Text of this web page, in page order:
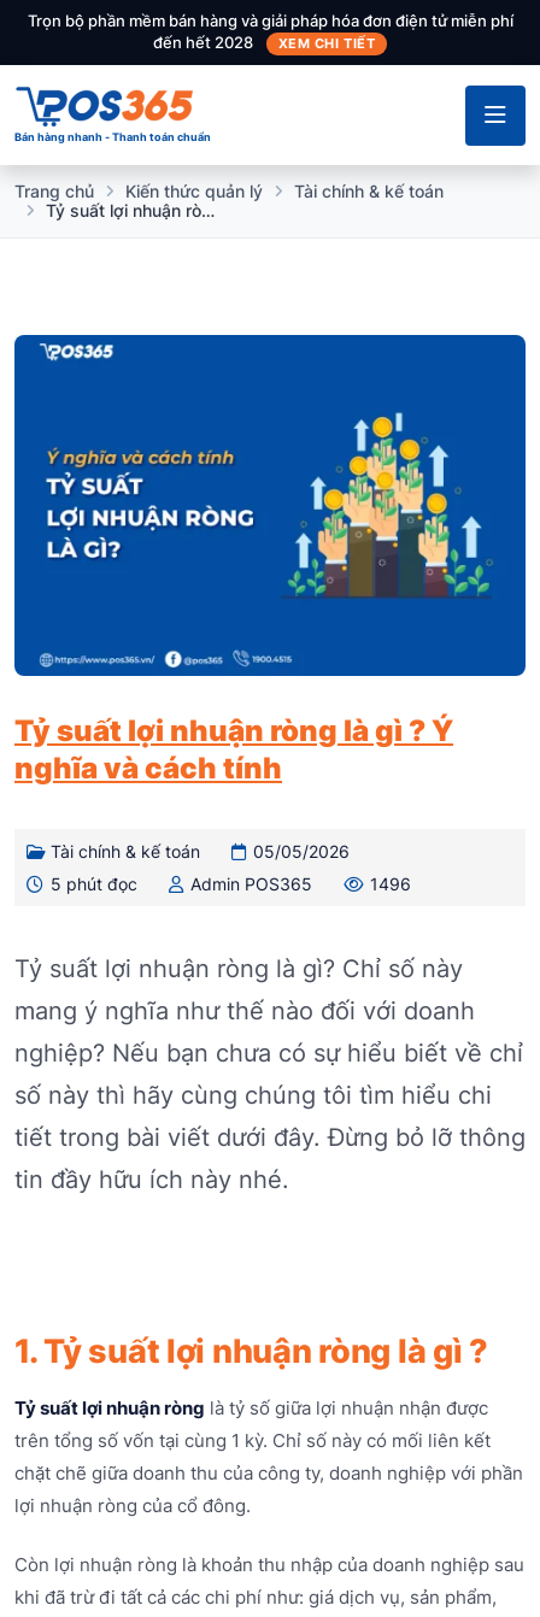
Trọn bộ phần mềm bán hàng và giải pháp hóa đơn điện tử miễn phí
đến hết 2028
XEM CHI TIẾT
Bán hàng nhanh - Thanh toán chuẩn
Trang chủ Kiến thức quản lý
Tài chính & kế toán
Tỷ suất lợi nhuận ròng là gì ? Ý nghĩa và cách tính
Tỷ suất lợi nhuận ròng là gì ? Ý
nghĩa và cách tính
Tài chính & kế toán
05/05/2026
5 phút đọc
Admin POS365 1496
Tỷ suất lợi nhuận ròng là gì? Chỉ số này
mang ý nghĩa như thế nào đối với doanh
nghiệp? Nếu bạn chưa có sự hiểu biết về chỉ
số này thì hãy cùng chúng tôi tìm hiểu chi
tiết trong bài viết dưới đây. Đừng bỏ lỡ thông
tin đầy hữu ích này nhé.
1. Tỷ suất lợi nhuận ròng là gì ?
Tỷ suất lợi nhuận ròng là tỷ số giữa lợi nhuận nhận được
trên tổng số vốn tại cùng 1 kỳ. Chỉ số này có mối liên kết
chặt chẽ giữa doanh thu của công ty, doanh nghiệp với phần
lợi nhuận ròng của cổ đông.
Còn lợi nhuận ròng là khoản thu nhập của doanh nghiệp sau
khi đã trừ đi tất cả các chi phí như: giá dịch vụ, sản phẩm,